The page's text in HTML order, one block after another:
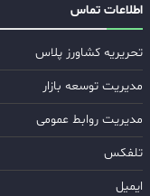
اطلاعات تماس
تحریریه کشاورز پلاس
مدیریت توسعه بازار
مدیریت روابط عمومی
تلفکس
ایمیل